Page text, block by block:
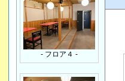
- フロア４ -